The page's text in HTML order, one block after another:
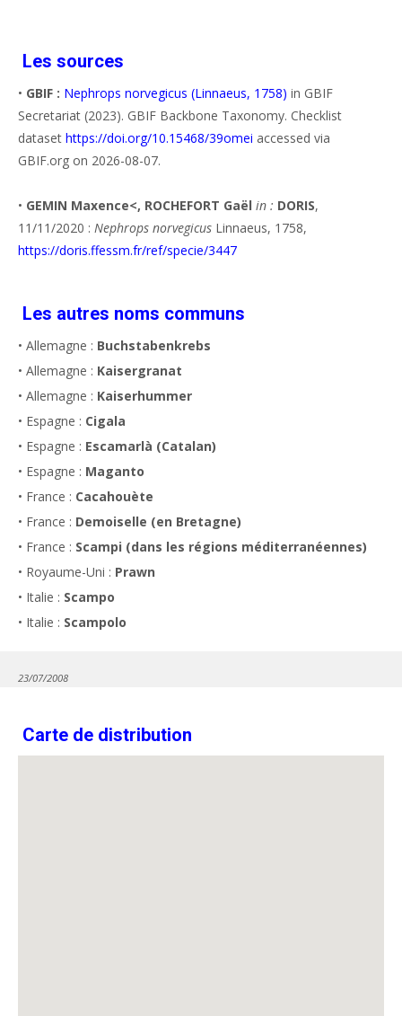
Les sources
• GBIF : Nephrops norvegicus (Linnaeus, 1758) in GBIF
Secretariat (2023). GBIF Backbone Taxonomy. Checklist
dataset https://doi.org/10.15468/39omei accessed via
GBIF.org on 2026-08-07.
• GEMIN Maxence<, ROCHEFORT Gaël in : DORIS,
11/11/2020 : Nephrops norvegicus Linnaeus, 1758,
https://doris.ffessm.fr/ref/specie/3447
Les autres noms communs
• Allemagne : Buchstabenkrebs
• Allemagne : Kaisergranat
• Allemagne : Kaiserhummer
• Espagne : Cigala
• Espagne : Escamarlà (Catalan)
• Espagne : Maganto
• France : Cacahouète
• France : Demoiselle (en Bretagne)
• France : Scampi (dans les régions méditerranéennes)
• Royaume-Uni : Prawn
• Italie : Scampo
• Italie : Scampolo
23/07/2008
Carte de distribution